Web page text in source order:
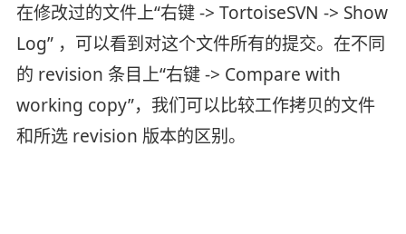
在修改过的文件上“右键 -> TortoiseSVN -> Show
Log” ，可以看到对这个文件所有的提交。在不同
的 revision 条目上“右键 -> Compare with
working copy”，我们可以比较工作拷贝的文件
和所选 revision 版本的区别。